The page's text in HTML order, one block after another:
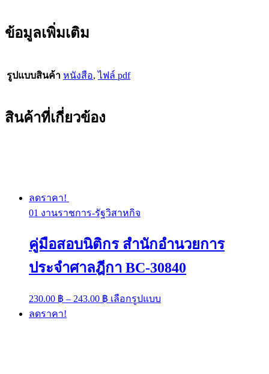
ข้อมูลเพิ่มเติม
รูปแบบสินค้า หนังสือ,ไฟล์ pdf
สินค้าที่เกี่ยวข้อง
ลดราคา!
01 งานราชการ-รัฐวิสาหกิจ
คู่มือสอบนิติกร สำนักอำนวยการ
ประจำศาลฎีกา BC-30840
230.00 ฿ – 243.00 ฿ Price
range:
เลือกรูปแบบ
product
ลดราคา!